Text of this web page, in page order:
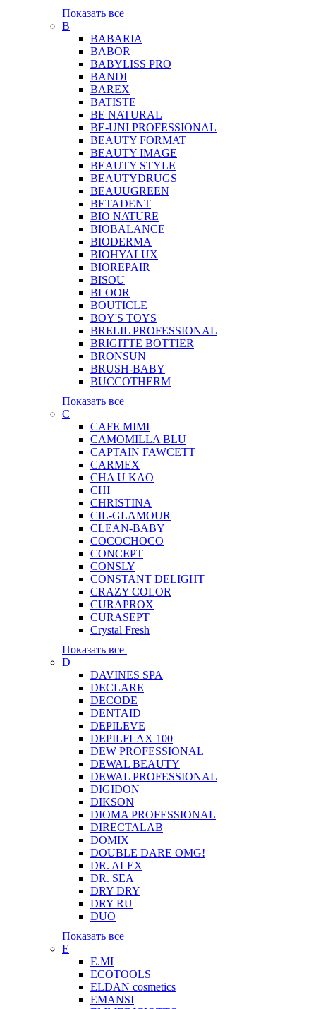
Показать все
B
BABARIA
BABOR
BABYLISS PRO
BANDI
BAREX
BATISTE
BE NATURAL
BE-UNI PROFESSIONAL
BEAUTY FORMAT
BEAUTY IMAGE
BEAUTY STYLE
BEAUTYDRUGS
BEAUUGREEN
BETADENT
BIO NATURE
BIOBALANCE
BIODERMA
BIOHYALUX
BIOREPAIR
BISOU
BLOOR
BOUTICLE
BOY'S TOYS
BRELIL PROFESSIONAL
BRIGITTE BOTTIER
BRONSUN
BRUSH-BABY
BUCCOTHERM
Показать все
C
CAFE MIMI
CAMOMILLA BLU
CAPTAIN FAWCETT
CARMEX
CHA U KAO
CHI
CHRISTINA
CIL-GLAMOUR
CLEAN-BABY
COCOCHOCO
CONCEPT
CONSLY
CONSTANT DELIGHT
CRAZY COLOR
CURAPROX
CURASEPT
Crystal Fresh
Показать все
D
DAVINES SPA
DECLARE
DECODE
DENTAID
DEPILEVE
DEPILFLAX 100
DEW PROFESSIONAL
DEWAL BEAUTY
DEWAL PROFESSIONAL
DIGIDON
DIKSON
DIOMA PROFESSIONAL
DIRECTALAB
DOMIX
DOUBLE DARE OMG!
DR. ALEX
DR. SEA
DRY DRY
DRY RU
DUO
Показать все
E
E.MI
ECOTOOLS
ELDAN cosmetics
EMANSI